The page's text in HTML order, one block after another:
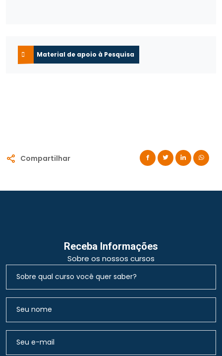
Material de apoio à Pesquisa
Compartilhar
Receba Informações
Sobre os nossos cursos